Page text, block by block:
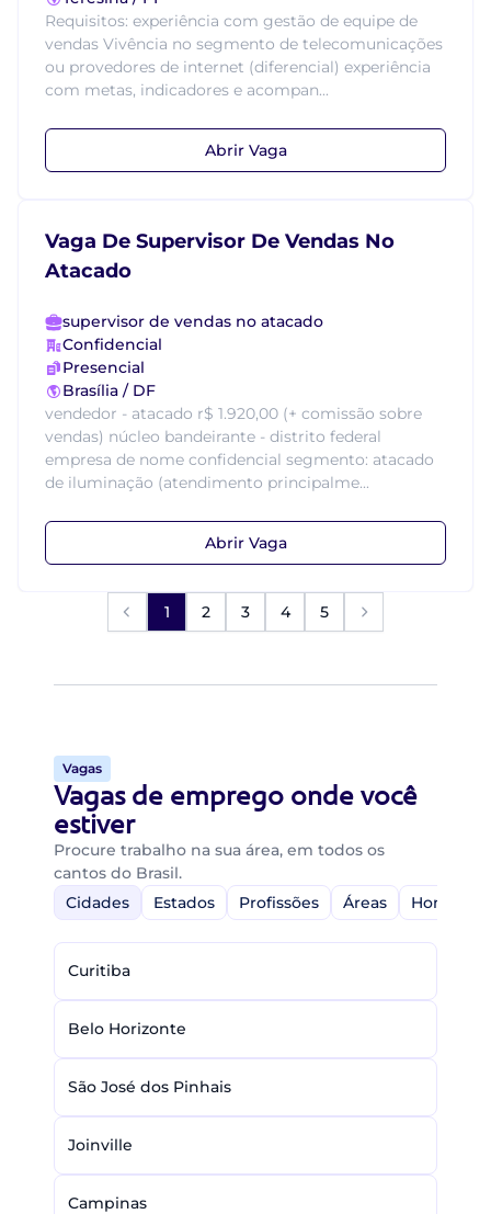
Requisitos: experiência com gestão de equipe de
vendas Vivência no segmento de telecomunicações
ou provedores de internet (diferencial) experiência
com metas, indicadores e acompan...
Abrir Vaga
Vaga De Supervisor De Vendas No
Atacado
supervisor de vendas no atacado
Confidencial
Presencial
Brasília / DF
vendedor - atacado r$ 1.920,00 (+ comissão sobre
vendas) núcleo bandeirante - distrito federal
empresa de nome confidencial segmento: atacado
de iluminação (atendimento principalme...
Abrir Vaga
1 2 3 4 5
Vagas
Vagas de emprego onde você
estiver
Procure trabalho na sua área, em todos os
cantos do Brasil.
Cidades
Estados Profissões Áreas Home-
Curitiba
Belo Horizonte
São José dos Pinhais
Joinville
Campinas